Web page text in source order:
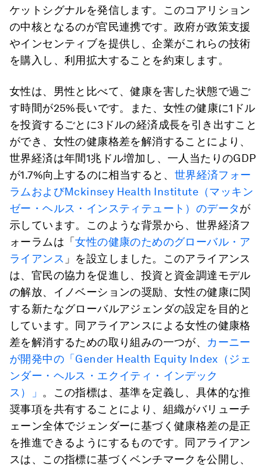
ケットシグナルを発信します。このコアリション
の中核となるのが官民連携です。政府が政策支援
やインセンティブを提供し、企業がこれらの技術
を購入し、利用拡大することを約束します。
女性は、男性と比べて、健康を害した状態で過ご
す時間が25%長いです。また、女性の健康に1ドル
を投資するごとに3ドルの経済成長を引き出すこと
ができ、女性の健康格差を解消することにより、
世界経済は年間1兆ドル増加し、一人当たりのGDP
が1.7%向上するのに相当すると、 世界経済フォー
ラムおよびMckinsey Health Institute（マッキン
ゼー・ヘルス・インスティテュート）のデータが
示しています。このような背景から、世界経済フ
ォーラムは「女性の健康のためのグローバル・ア
ライアンス 」を設立しました。このアライアンス
は、官民の協力を促進し、投資と資金調達モデル
の解放、イノベーションの奨励、女性の健康に関
する新たなグローバルアジェンダの設定を目的と
しています。同アライアンスによる女性の健康格
差を解消するための取り組みの一つが、 カーニー
が開発中の「Gender Health Equity Index（ジェ
ンダー・ヘルス・エクイティ・インデック
ス）」 。この指標は、基準を定義し、具体的な推
奨事項を共有することにより、組織がバリューチ
ェーン全体でジェンダーに基づく健康格差の是正
を推進できるようにするものです。同アライアン
スは、この指標に基づくベンチマークを公開し、